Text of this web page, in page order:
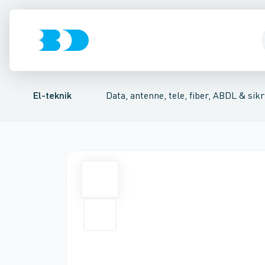
El-teknik Data, antenne, tele, fiber, ABDL &
Afbrydere, stikkontakter & lampeudtag
Antenne og satellitsystemerKommunikationsteknik/
Dataudtag kobber Tilbehør til modulær